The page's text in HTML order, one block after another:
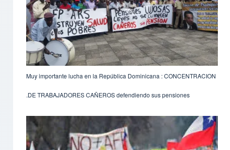
Muy importante lucha en la República Dominicana : CONCENTRACION
DE TRABAJADORES CAÑEROS defendiendo sus pensiones.